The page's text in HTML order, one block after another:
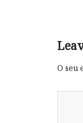
O seu